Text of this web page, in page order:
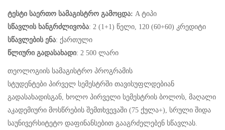
ტესტი საერთო სამაგისტრო გამოცდა: A ტიპი
სწავლის ხანგრძლივობა: 2 (1+1) წელი, 120 (60+60) კრედიტი
სწავლების ენა: ქართული
წლიური გადასახადი: 2 500 ლარი
თეოლოგიის სამაგისტრო პროგრამის
სტუდენტები პირველ სემესტრში თავისუფლდებიან
გადასახადისგან, ხოლო პირველი სემესტრის ბოლოს, მაღალი
აკადემიური მოსწრების შემთხვევაში (75 ქულა+), სრული შიდა
საუნივერსიტეტო დაფინანსებით გააგრძელებენ სწავლას.